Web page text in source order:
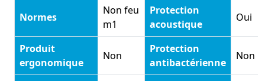
Normes
Non feu
m1
Protection
acoustique
Oui
Produit
ergonomique
Non
Protection
antibactérienne
Non